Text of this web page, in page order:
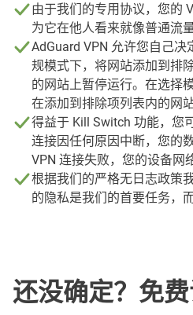
由于我们的专用协议，您的
为它在他人看来就像普通流量
AdGuard VPN 允许您自己决
规模式下，将网站添加到排
的网站上暂停运行。在选择
在添加到排除项列表内的网
得益于 Kill Switch 功能，您
连接因任何原因中断，您的
VPN 连接失败，您的设备网
根据我们的严格无日志政策
的隐私是我们的首要任务，
还没确定？免